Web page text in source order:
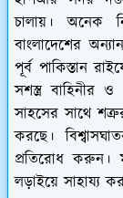
চালায়। অনেক
বাংলাদেশের
পূর্ব পাকিস্তান
সশস্ত্র বাহিনীর
সাহসের সাথে
করছে।
প্রতিরোধ করুন।
লড়াইয়ে সাহায্য